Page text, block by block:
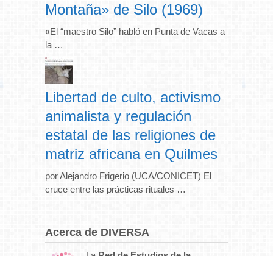
Montaña» de Silo (1969)
«El “maestro Silo” habló en Punta de Vacas a
la …
Libertad de culto, activismo
animalista y regulación
estatal de las religiones de
matriz africana en Quilmes
por Alejandro Frigerio (UCA/CONICET) El
cruce entre las prácticas rituales …
Acerca de DIVERSA